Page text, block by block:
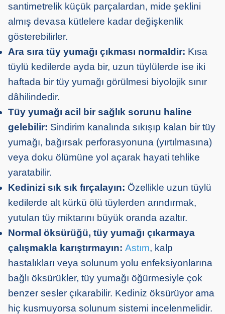
santimetrelik küçük parçalardan, mide şeklini
almış devasa kütlelere kadar değişkenlik
gösterebilirler.
Ara sıra tüy yumağı çıkması normaldir: Kısa
tüylü kedilerde ayda bir, uzun tüylülerde ise iki
haftada bir tüy yumağı görülmesi biyolojik sınır
dâhilindedir.
Tüy yumağı acil bir sağlık sorunu haline
gelebilir: Sindirim kanalında sıkışıp kalan bir tüy
yumağı, bağırsak perforasyonuna (yırtılmasına)
veya doku ölümüne yol açarak hayati tehlike
yaratabilir.
Kedinizi sık sık fırçalayın: Özellikle uzun tüylü
kedilerde alt kürkü ölü tüylerden arındırmak,
yutulan tüy miktarını büyük oranda azaltır.
Normal öksürüğü, tüy yumağı çıkarmaya
çalışmakla karıştırmayın: Astım, kalp
hastalıkları veya solunum yolu enfeksiyonlarına
bağlı öksürükler, tüy yumağı öğürmesiyle çok
benzer sesler çıkarabilir. Kediniz öksürüyor ama
hiç kusmuyorsa solunum sistemi incelenmelidir.